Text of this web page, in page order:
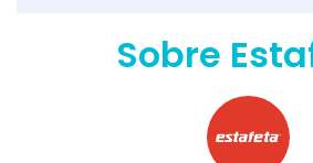
Sobre